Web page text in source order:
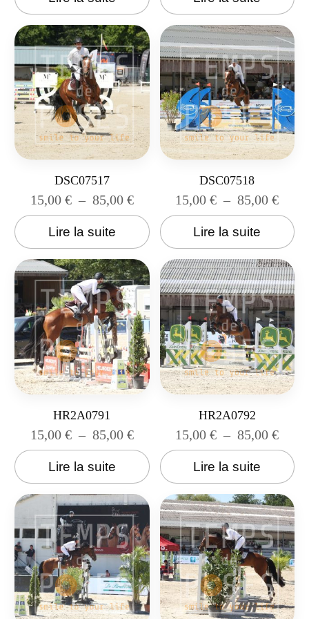
DSC07517
15,00 € – 85,00 €
Lire la suite
DSC07518
15,00€ – 85,00€
Lire la suite
HR2A0791
15,00 € – 85,00 €
Lire la suite
HR2A0792
15,00€ – 85,00€
Lire la suite